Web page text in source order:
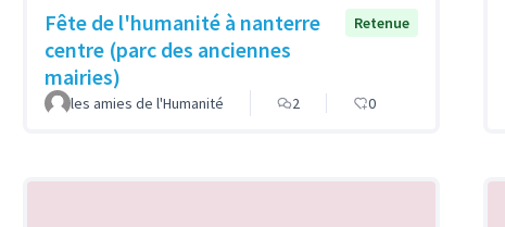
Fête de l'humanité à nanterre
centre (parc des anciennes
mairies)
Retenue
les amies de l'Humanité 2 0